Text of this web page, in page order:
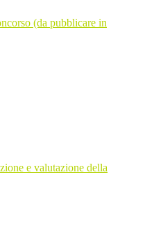
(da pubblicare in
e valutazione della